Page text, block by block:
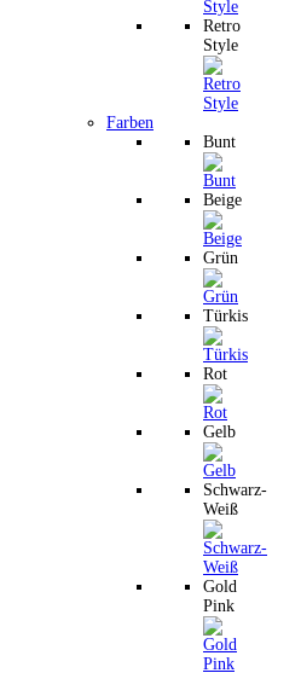
Retro
Style
Farben
Bunt
Beige
Grün
Türkis
Rot
Gelb
Schwarz-
Weiß
Gold
Pink